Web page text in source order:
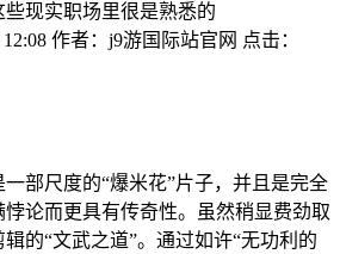
现实职场里很是熟悉的
作者： j9游国际站官网 点击：
尺度的“爆米花”片子，并且是完全
论而更具有传奇性。虽然稍显费劲取
的“文武之道”。通过如许“无功利的